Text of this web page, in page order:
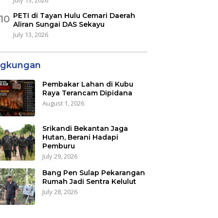
PETI di Tayan Hulu Cemari Daerah
Aliran Sungai DAS Sekayu
July 13, 2026
Pembakar Lahan di Kubu
Raya Terancam Dipidana
August 1, 2026
Srikandi Bekantan Jaga
Hutan, Berani Hadapi
Pemburu
July 29, 2026
Bang Pen Sulap Pekarangan
Rumah Jadi Sentra Kelulut
July 28, 2026